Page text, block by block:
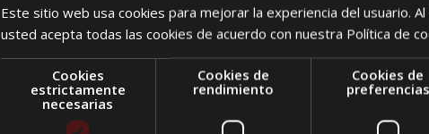
Este sitio web usa cookies para mejorar la experiencia del usuario.
usted acepta todas las cookies de acuerdo con nuestra Política de
Cookies
estrictamente
necesarias
Cookies de
rendimiento
Cookies de
preferencias